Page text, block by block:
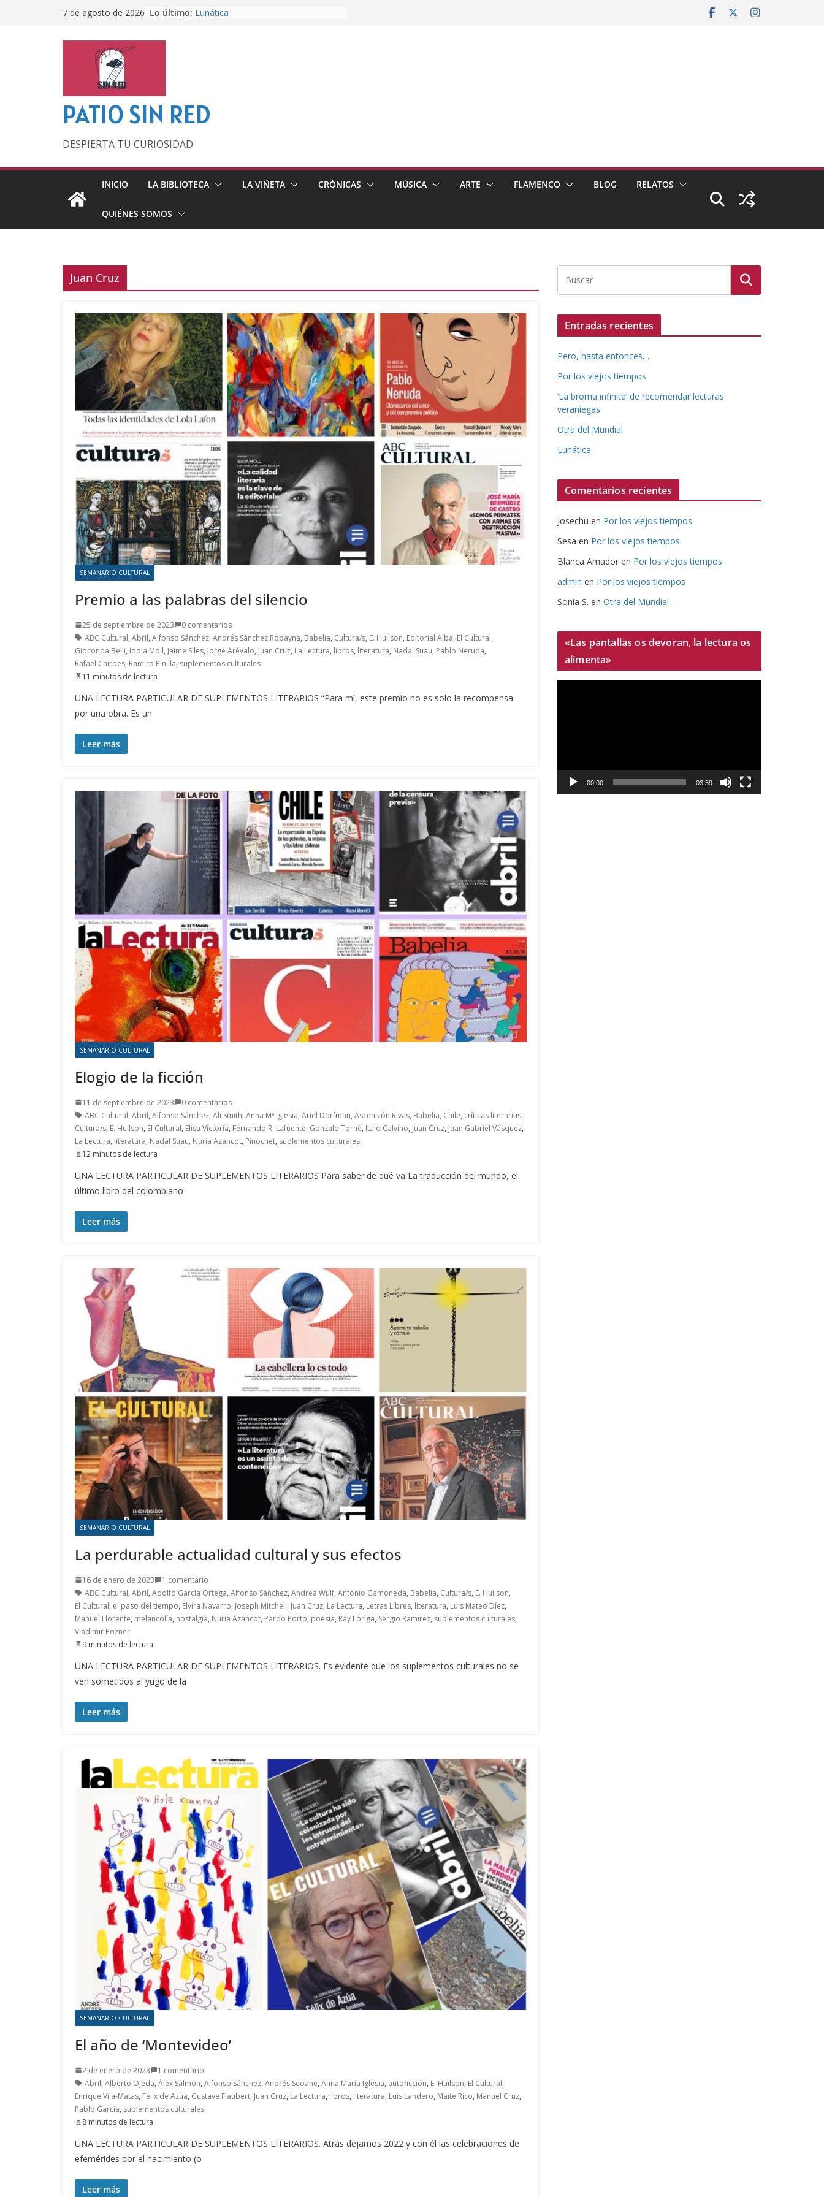
7 de agosto de 2026 Lo último: Lunática
PATIO SIN RED
DESPIERTA TU CURIOSIDAD
INICIO LA BIBLIOTECA LA VIÑETA CRÓNICAS MÚSICA ARTE FLAMENCO BLOG RELATOS
QUIÉNES SOMOS
Juan Cruz
SEMANARIO CULTURAL
Premio a las palabras del silencio
25 de septiembre de 2023
0 comentarios
ABC Cultural, Abril, Alfonso Sánchez, Andrés Sánchez Robayna, Babelia, Cultura/s, E. Huilson, Editorial Alba, El Cultural,
Gioconda Belli, Idoia Moll, Jaime Siles, Jorge Arévalo, Juan Cruz, La Lectura, libros, literatura, Nadal Suau, Pablo Neruda,
Rafael Chirbes, Ramiro Pinilla, suplementos culturales
11 minutos de lectura
UNA LECTURA PARTICULAR DE SUPLEMENTOS LITERARIOS “Para mí, este premio no es solo la recompensa
por una obra. Es un
Leer más
SEMANARIO CULTURAL
Elogio de la ficción
11 de septiembre de 2023
0 comentarios
ABC Cultural, Abril, Alfonso Sánchez, Ali Smith, Anna Mª Iglesia, Ariel Dorfman, Ascensión Rivas, Babelia, Chile, críticas literarias,
Cultura/s, E. Huilson, El Cultural, Elisa Victoria, Fernando R. Lafuente, Gonzalo Torné, Italo Calvino, Juan Cruz, Juan Gabriel Vásquez,
La Lectura, literatura, Nadal Suau, Nuria Azancot, Pinochet, suplementos culturales
12 minutos de lectura
UNA LECTURA PARTICULAR DE SUPLEMENTOS LITERARIOS Para saber de qué va La traducción del mundo, el
último libro del colombiano
Leer más
SEMANARIO CULTURAL
La perdurable actualidad cultural y sus efectos
16 de enero de 2023
1 comentario
ABC Cultural, Abril, Adolfo García Ortega, Alfonso Sánchez, Andrea Wulf, Antonio Gamoneda, Babelia, Cultura/s, E. Huilson,
El Cultural, el paso del tiempo, Elvira Navarro, Joseph Mitchell, Juan Cruz, La Lectura, Letras Libres, literatura, Luis Mateo Díez,
Manuel Llorente, melancolía, nostalgia, Nuria Azancot, Pardo Porto, poesía, Ray Loriga, Sergio Ramírez, suplementos culturales,
Vladimir Pozner
9 minutos de lectura
UNA LECTURA PARTICULAR DE SUPLEMENTOS LITERARIOS. Es evidente que los suplementos culturales no se
ven sometidos al yugo de la
Leer más
SEMANARIO CULTURAL
El año de ‘Montevideo’
2 de enero de 2023
1 comentario
Abril, Alberto Ojeda, Álex Sálmon, Alfonso Sánchez, Andrés Seoane, Anna María Iglesia, autoficción, E. Huilson, El Cultural,
Enrique Vila-Matas, Félix de Azúa, Gustave Flaubert, Juan Cruz, La Lectura, libros, literatura, Luis Landero, Maite Rico, Manuel Cruz,
Pablo García, suplementos culturales
8 minutos de lectura
UNA LECTURA PARTICULAR DE SUPLEMENTOS LITERARIOS. Atrás dejamos 2022 y con él las celebraciones de
efemérides por el nacimiento (o
Leer más
Entradas recientes
Pero, hasta entonces…
Por los viejos tiempos
‘La broma infinita’ de recomendar lecturas
veraniegas
Otra del Mundial
Lunática
Comentarios recientes
Josechu en Por los viejos tiempos
Sesa en Por los viejos tiempos
Blanca Amador en Por los viejos tiempos
admin en Por los viejos tiempos
Sonia S. en Otra del Mundial
«Las pantallas os devoran, la lectura os
alimenta»
c
00:00 03:59